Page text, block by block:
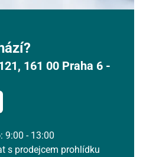
161 00 Praha 6 -
9:00 - 13:00
s prodejcem prohlídku